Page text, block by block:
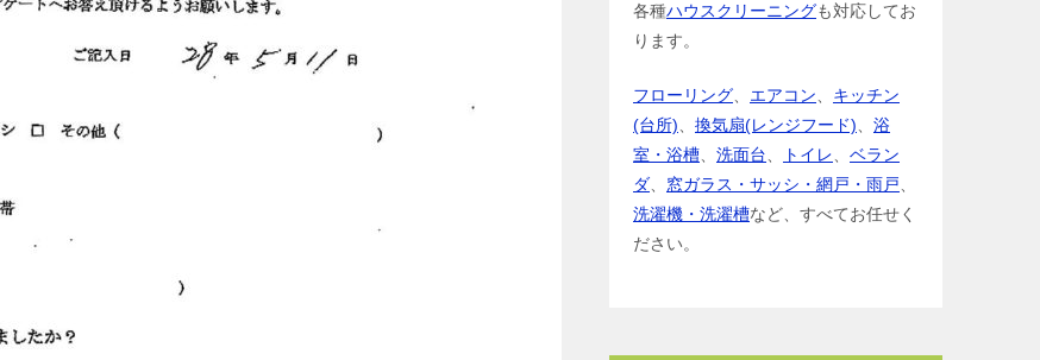
各種ハウスクリーニングも対応してお
ります。
フローリング エアコン
キッチン
(台所)
換気扇(レンジフード)
浴
室・浴槽
洗面台 トイレ
ベラン
ダ
窓ガラス・サッシ・網戸・雨戸
洗濯機・洗濯槽など、すべてお任せく
ださい。